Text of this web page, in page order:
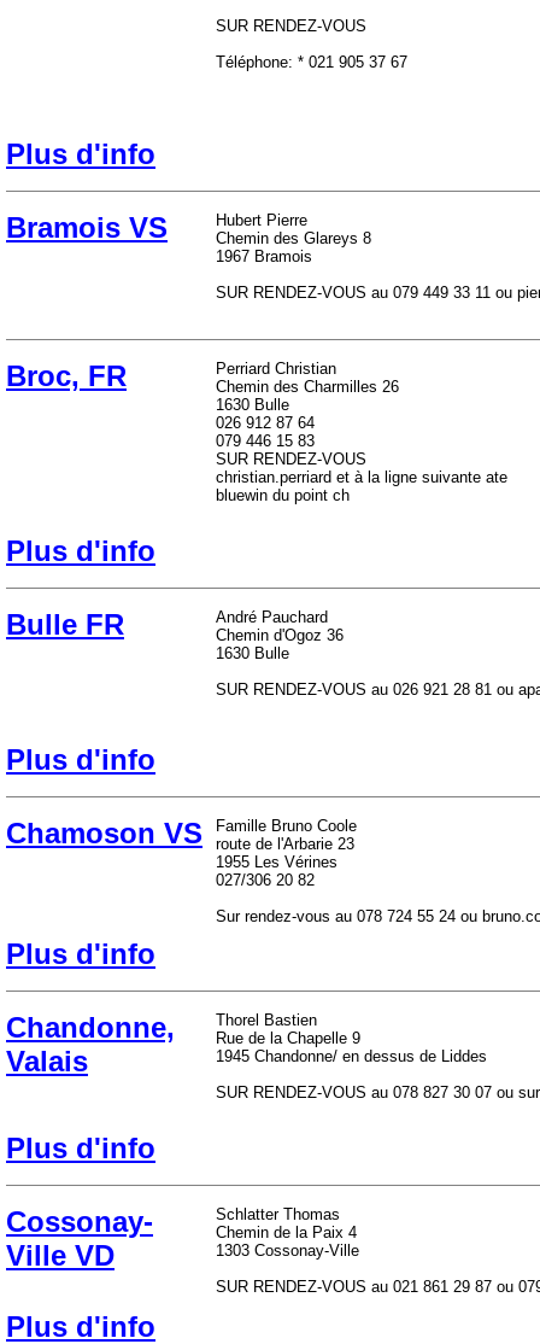
SUR RENDEZ-VOUS
Téléphone: * 021 905 37 67
Plus d'info
Bramois VS
Hubert Pierre
Chemin des Glareys 8
1967 Bramois
SUR RENDEZ-VOUS au 079 449 33 11 ou
Broc, FR
Perriard Christian
Chemin des Charmilles 26
1630 Bulle
026 912 87 64
079 446 15 83
SUR RENDEZ-VOUS
christian.perriard et à la ligne suivante ate
bluewin du point ch
Plus d'info
Bulle FR
André Pauchard
Chemin d'Ogoz 36
1630 Bulle
SUR RENDEZ-VOUS au 026 921 28 81 ou
Plus d'info
Chamoson VS
Famille Bruno Coole
route de l'Arbarie 23
1955 Les Vérines
027/306 20 82
Sur rendez-vous au 078 724 55 24 ou
Plus d'info
Chandonne,
Valais
Thorel Bastien
Rue de la Chapelle 9
1945 Chandonne/ en dessus de Liddes
SUR RENDEZ-VOUS au 078 827 30 07 ou
Plus d'info
Cossonay-
Ville VD
Schlatter Thomas
Chemin de la Paix 4
1303 Cossonay-Ville
SUR RENDEZ-VOUS au 021 861 29 87 ou
Plus d'info